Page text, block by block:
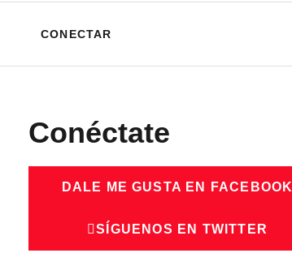
CONECTAR
Conéctate
DALE ME GUSTA EN FACEBOOK
SÍGUENOS EN TWITTER